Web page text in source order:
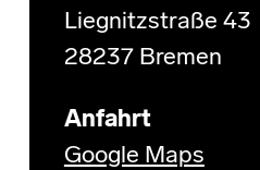
Liegnitzstraße 43
28237 Bremen
Anfahrt
Google Maps